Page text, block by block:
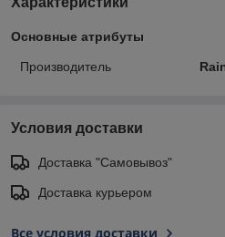
Основные атрибуты
Производитель
Условия доставки
Доставка "Самовывоз"
Доставка курьером
Все условия доставки